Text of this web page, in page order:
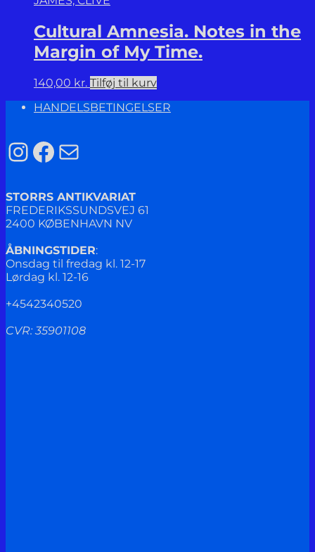
Cultural Amnesia. Notes in the
Margin of My Time.
140,00 kr. Tilføj til kurv
HANDELSBETINGELSER
Instagram
Facebook
Mail
STORRS ANTIKVARIAT
FREDERIKSSUNDSVEJ 61
2400 KØBENHAVN NV
ÅBNINGSTIDER:
Onsdag til fredag kl. 12-17
Lørdag kl. 12-16
+4542340520
CVR: 35901108